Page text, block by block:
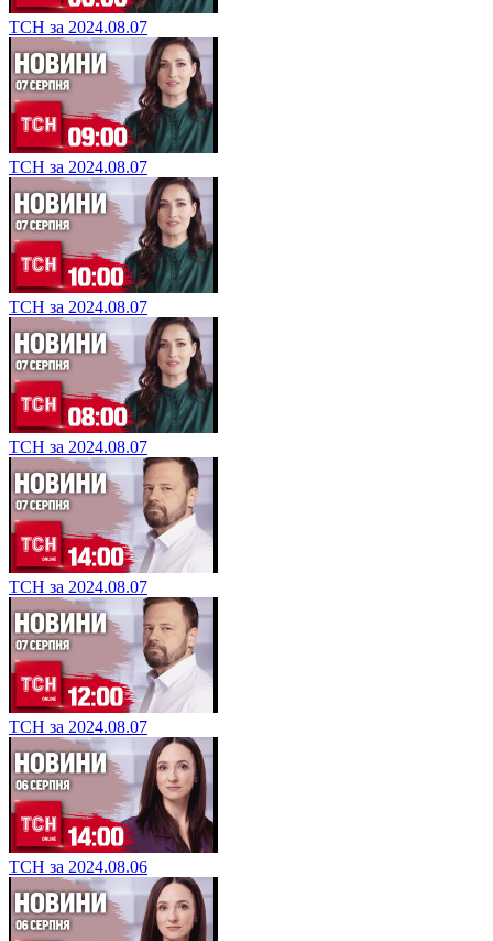
ТСН за 2024.08.07
ТСН за 2024.08.07
ТСН за 2024.08.07
ТСН за 2024.08.07
ТСН за 2024.08.07
ТСН за 2024.08.07
ТСН за 2024.08.06